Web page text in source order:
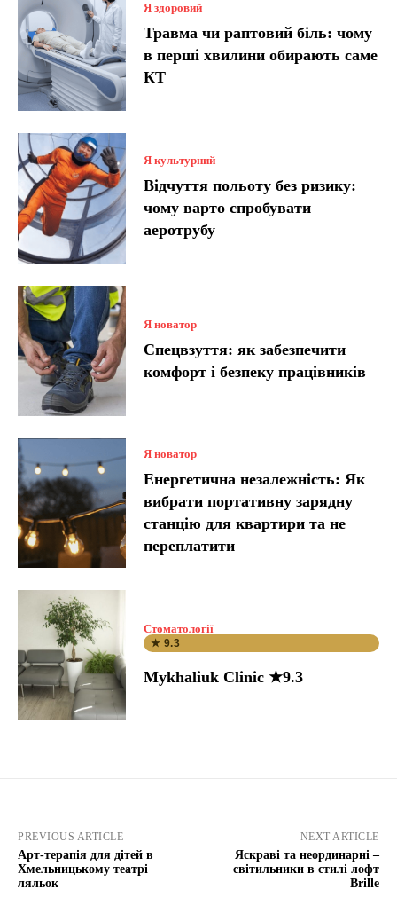
Я здоровий
Травма чи раптовий біль: чому
в перші хвилини обирають саме
КТ
Я культурний
Відчуття польоту без ризику:
чому варто спробувати
аеротрубу
Я новатор
Спецвзуття: як забезпечити
комфорт і безпеку працівників
Я новатор
Енергетична незалежність: Як
вибрати портативну зарядну
станцію для квартири та не
переплатити
Стоматології
★ 9.3
Mykhaliuk Clinic ★9.3
PREVIOUS ARTICLE
Арт-терапія для дітей в
Хмельницькому театрі
ляльок
NEXT ARTICLE
Яскраві та неординарні –
світильники в стилі лофт
Brille